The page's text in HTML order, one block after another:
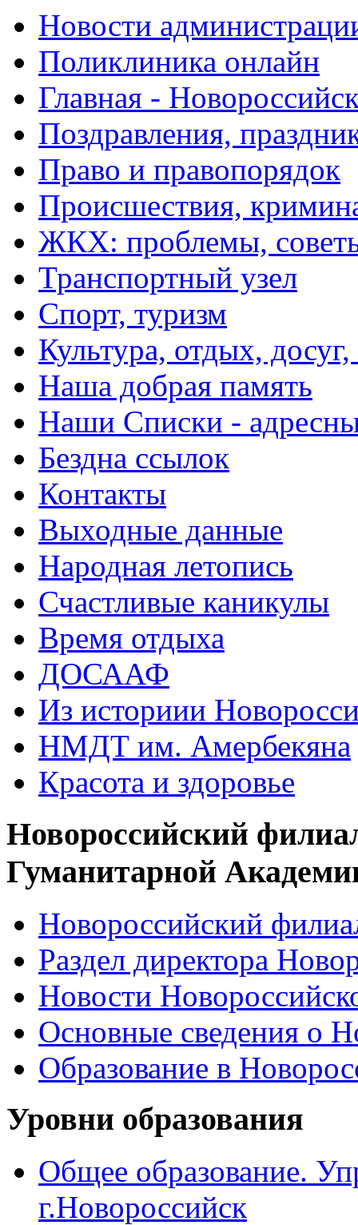
Новости
Поликлиника онлайн
Главная -
Поздравления,
Право и правопорядок
Происшествия,
ЖКХ: проблемы,
Транспортный узел
Спорт, туризм
Культура, отдых,
Наша добрая память
Наши Списки -
Бездна ссылок
Контакты
Выходные данные
Народная летопись
Счастливые каникулы
Время отдыха
ДОСААФ
Из историии
НМДТ им. Амербекяна
Красота и здоровье
Новороссийский
Гуманитарной
Новороссийский
Раздел директора
Новости
Основные сведения о
Образование в
Уровни образования
Общее образование.
г.Новороссийск